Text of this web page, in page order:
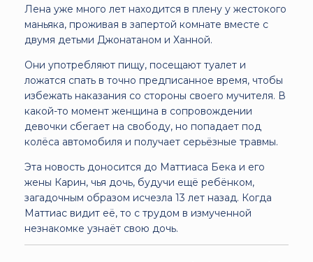
Лена уже много лет находится в плену у жестокого
маньяка, проживая в запертой комнате вместе с
двумя детьми Джонатаном и Ханной.
Они употребляют пищу, посещают туалет и
ложатся спать в точно предписанное время, чтобы
избежать наказания со стороны своего мучителя. В
какой-то момент женщина в сопровождении
девочки сбегает на свободу, но попадает под
колёса автомобиля и получает серьёзные травмы.
Эта новость доносится до Маттиаса Бека и его
жены Карин, чья дочь, будучи ещё ребёнком,
загадочным образом исчезла 13 лет назад. Когда
Маттиас видит её, то с трудом в измученной
незнакомке узнаёт свою дочь.